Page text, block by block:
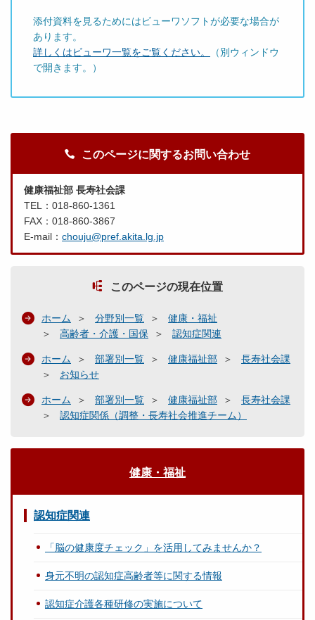
添付資料を見るためにはビューワソフトが必要な場合が
あります。
詳しくはビューワ一覧をご覧ください。
（別ウィンドウ
で開きます。）
このページに関するお問い合わせ
健康福祉部 長寿社会課
TEL：018-860-1361
FAX：018-860-3867
E-mail： chouju@pref.akita.lg.jp
このページの現在位置
ホーム 分野別一覧
健康・福祉
高齢者・介護・国保
認知症関連
ホーム 部署別一覧 健康福祉部
長寿社会課
お知らせ
ホーム 部署別一覧 健康福祉部
長寿社会課
認知症関係（調整・長寿社会推進チーム）
健康・福祉
認知症関連
「脳の健康度チェック」を活用してみませんか？
身元不明の認知症高齢者等に関する情報
認知症介護各種研修の実施について